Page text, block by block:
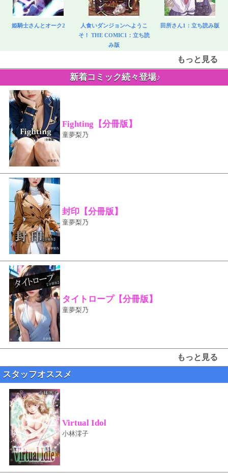
姫騎士さんとオーク2
人食いダンジョンへようこ
そ！ THE COMIC1：立ち読
み版
田所さん1：立ち読み版
もっと見る
新着コミック続々登場♪
Fighting【分冊版】
童夢梨乃
封印【分冊版】
童夢梨乃
タイトロープ【分冊版】
童夢梨乃
もっと見る
スタッフオススメ
Virtual Idol
小林澪子